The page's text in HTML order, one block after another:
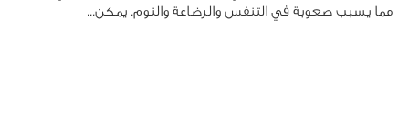
مما يسبب صعوبة في التنفس والرضاعة والنوم. يمكن...